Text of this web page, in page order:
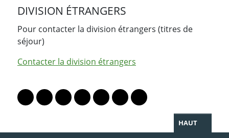
DIVISION ÉTRANGERS
Pour contacter la division étrangers (titres de
séjour)
Contacter la division étrangers
Lien vers le profil Mastodon
Lien vers le profil Bluesky
Lien vers le profil Instagram
Lien vers le profil Linkedin
Lien vers le profil Facebook
Lien vers le profil Twitter
Partager par WhatsApp
HAUT